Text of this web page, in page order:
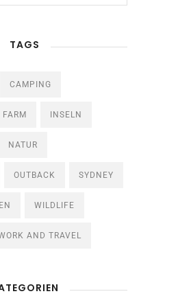
TAGS
CAMPING
FARM INSELN
NATUR
OUTBACK SYDNEY
WILDLIFE
AND TRAVEL